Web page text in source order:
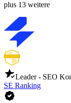
plus 13 weitere
Leader - SEO
SE Ranking